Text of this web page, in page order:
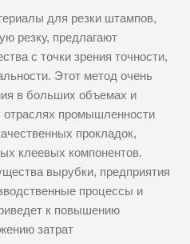
для резки штампов,
резку, предлагают
с точки зрения точности,
Этот метод очень
в больших объемах и
отраслях промышленности
прокладок,
клеевых компонентов.
вырубки, предприятия
процессы и
к повышению
затрат